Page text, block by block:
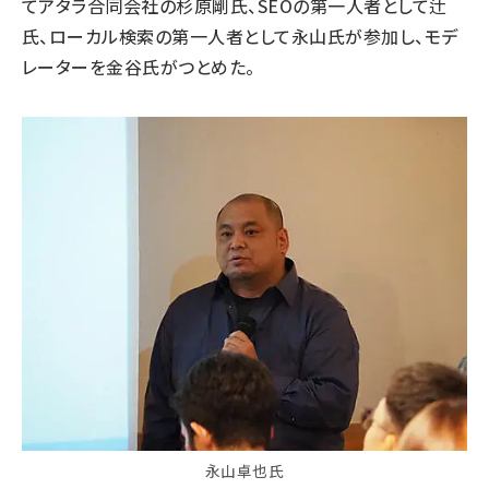
てアタラ合同会社の杉原剛氏、SEOの第一人者として辻
氏、ローカル検索の第一人者として永山氏が参加し、モデ
レーターを金谷氏がつとめた。
永山卓也氏